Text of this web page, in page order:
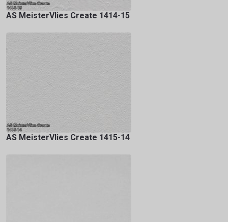
AS MeisterVlies Create 1414-15
AS MeisterVlies Create 1415-14